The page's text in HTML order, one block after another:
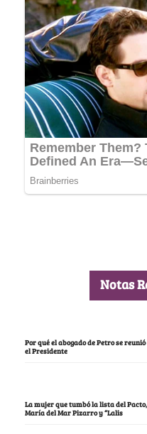
Notas
Por qué el abogado de Petro se
el Presidente
La mujer que tumbó la lista del
María del Mar Pizarro y “Lalis